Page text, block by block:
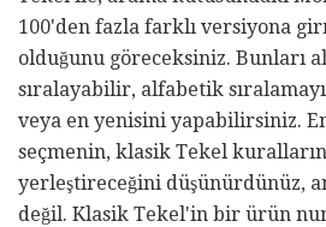
100'den fazla farklı versiyona
olduğunu göreceksiniz. Bunları
sıralayabilir, alfabetik
veya en yenisini yapabilirsiniz.
seçmenin, klasik Tekel
yerleştireceğini düşünürdünüz,
değil. Klasik Tekel'in bir ürün